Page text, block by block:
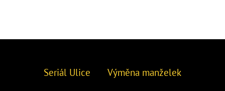
Seriál Ulice Výměna manželek